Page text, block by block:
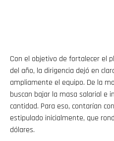
Con el objetivo de fortalecer el
del año, la dirigencia dejó en
ampliamente el equipo. De la
buscan bajar la masa salarial e
cantidad. Para eso, contarían
estipulado inicialmente, que
dólares.